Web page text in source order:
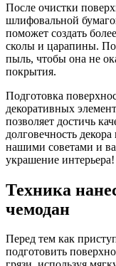
После очистки
шлифовальной
поможет создать
сколы и царапины.
пыль, чтобы она не
покрытия.
Подготовка
декоративных
позволяет достичь
долговечность
нашими советами и
украшение интерьера!
Техника
чемодан
Перед тем как
подготовить